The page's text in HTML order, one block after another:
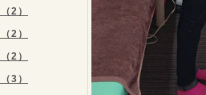
2）
2）
2）
3）